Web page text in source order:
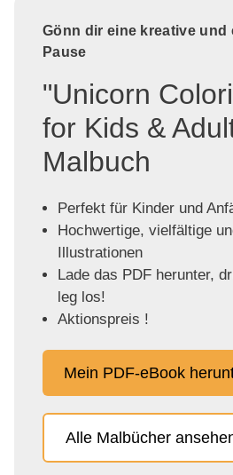
Gönn dir eine kreative und
Pause
"Unicorn
for Kids &
Malbuch
Perfekt für Kinder und
Hochwertige, vielfältige
Illustrationen
Lade das PDF herunter,
leg los!
Aktionspreis !
Mein PDF-eBook
Alle Malbücher